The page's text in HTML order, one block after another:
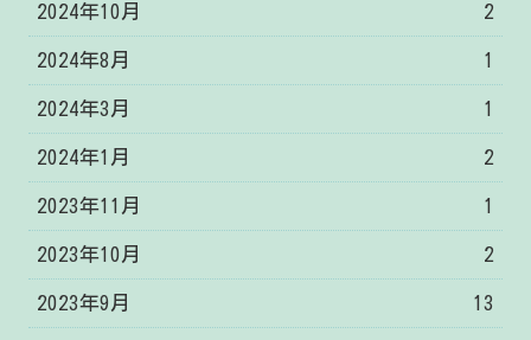
2024年10月 2
2024年8月 1
2024年3月 1
2024年1月 2
2023年11月 1
2023年10月 2
2023年9月 13